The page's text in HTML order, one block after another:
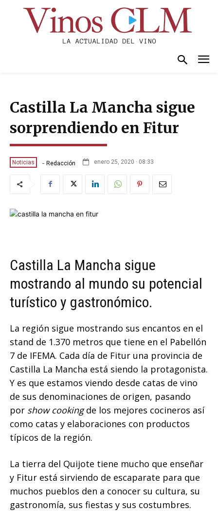
Castilla La Mancha sigue
sorprendiendo en Fitur
Noticias - Redacción enero 25, 2020 · 08:33
Castilla La Mancha sigue
mostrando al mundo su potencial
turístico y gastronómico.
La región sigue mostrando sus encantos en el
stand de 1.370 metros que tiene en el Pabellón
7 de IFEMA. Cada día de Fitur una provincia de
Castilla La Mancha está siendo la protagonista.
Y es que estamos viendo desde catas de vino
de sus denominaciones de origen, pasando
por show cookingde los mejores cocineros así
como catas y elaboraciones con productos
típicos de la región.
La tierra del Quijote tiene mucho que enseñar
y Fitur está sirviendo de escaparate para que
muchos pueblos den a conocer su cultura, su
gastronomía, sus fiestas y sus costumbres.